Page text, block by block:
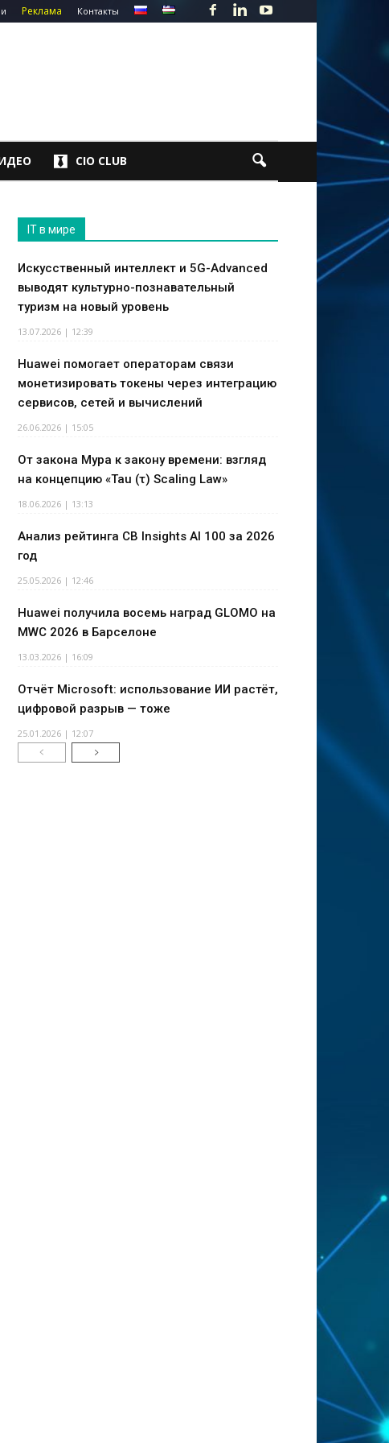
Реклама Контакты
CIO CLUB
IT в мире
Искусственный интеллект и 5G-Advanced
выводят культурно-познавательный
туризм на новый уровень
13.07.2026 | 12:39
Huawei помогает операторам связи
монетизировать токены через интеграцию
сервисов, сетей и вычислений
26.06.2026 | 15:05
От закона Мура к закону времени: взгляд
на концепцию «Tau (τ) Scaling Law»
18.06.2026 | 13:13
Анализ рейтинга CB Insights AI 100 за 2026
год
25.05.2026 | 12:46
Huawei получила восемь наград GLOMO на
MWC 2026 в Барселоне
13.03.2026 | 16:09
Отчёт Microsoft: использование ИИ растёт,
цифровой разрыв — тоже
25.01.2026 | 12:07